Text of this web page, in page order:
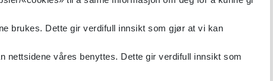
brukes. Dette gir verdifull innsikt som gjør at vi kan
nettsidene våres benyttes. Dette gir verdifull innsikt som